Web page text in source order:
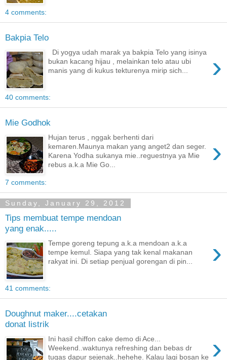
4 comments:
Bakpia Telo
›
Di yogya udah marak ya bakpia Telo yang isinya
bukan kacang hijau , melainkan telo atau ubi
manis yang di kukus tekturenya mirip sich...
40 comments:
Mie Godhok
›
Hujan terus , nggak berhenti dari
kemaren.Maunya makan yang anget2 dan seger.
Karena Yodha sukanya mie..reguestnya ya Mie
rebus a.k.a Mie Go...
7 comments:
Sunday, January 29, 2012
Tips membuat tempe mendoan
yang enak.....
›
Tempe goreng tepung a.k.a mendoan a.k.a
tempe kemul. Siapa yang tak kenal makanan
rakyat ini. Di setiap penjual gorengan di pin...
41 comments:
Doughnut maker....cetakan
donat listrik
›
Ini hasil chiffon cake demo di Ace...
Weekend..waktunya refreshing dan bebas dr
tugas dapur sejenak..hehehe. Kalau lagi bosan ke